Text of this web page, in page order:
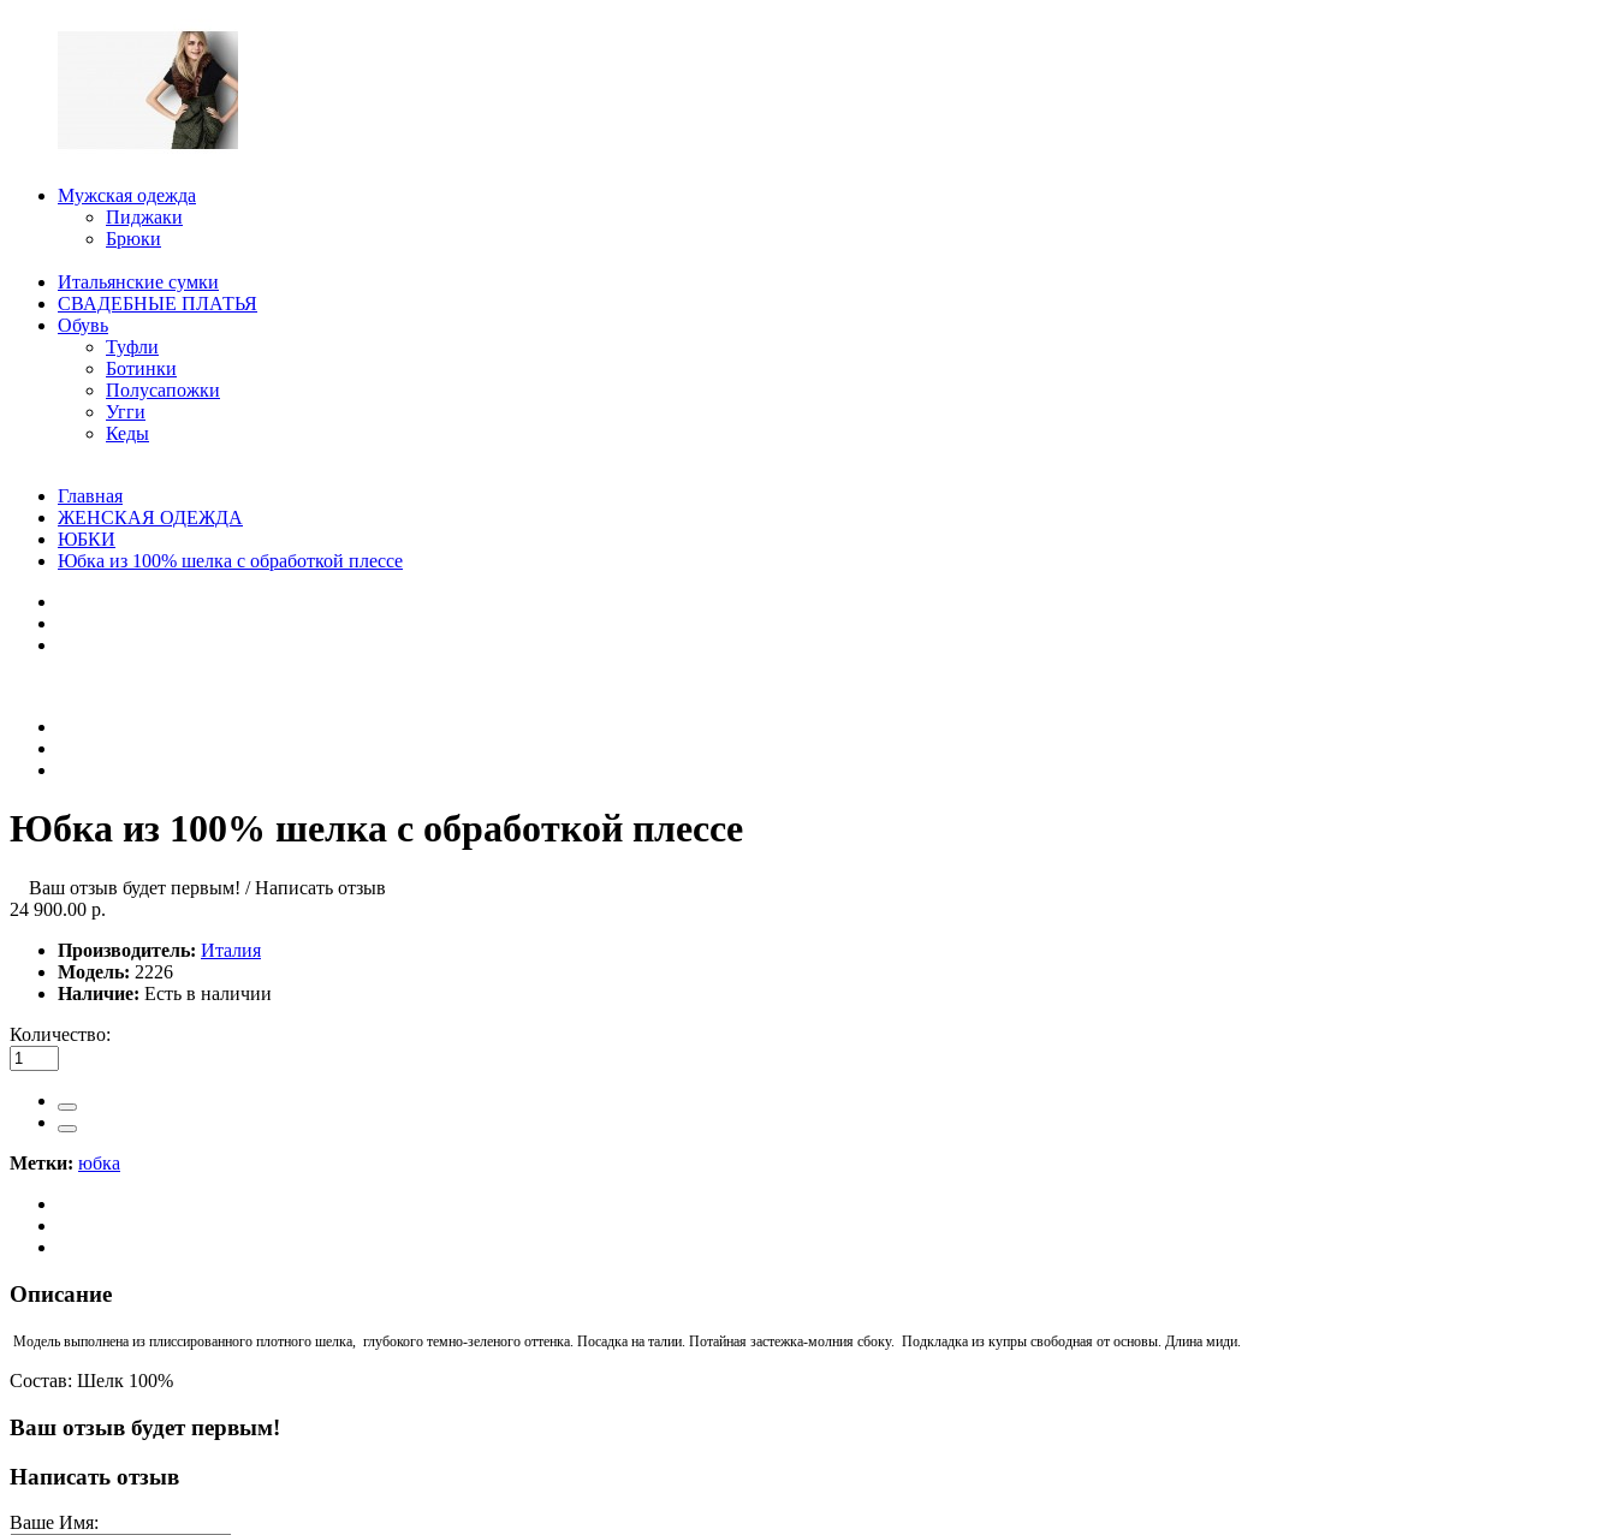
Мужская одежда
Пиджаки
Брюки
Итальянские сумки
СВАДЕБНЫЕ ПЛАТЬЯ
Обувь
Туфли
Ботинки
Полусапожки
Угги
Кеды
Главная
ЖЕНСКАЯ ОДЕЖДА
ЮБКИ
Юбка из 100% шелка с обработкой плессе
Юбка из 100% шелка с обработкой плессе
Ваш отзыв будет первым! /Написать отзыв
24 900.00 р.
Производитель: Италия
Модель: 2226
Наличие: Есть в наличии
Количество:
Метки: юбка
Описание
Модель выполнена из плиссированного плотного шелка, глубокого темно-зеленого оттенка. Посадка на талии. Потайная застежка-молния сбоку. Подкладка из купры свободная от основы. Длина миди.
Состав: Шелк 100%
Ваш отзыв будет первым!
Написать отзыв
Ваше Имя: